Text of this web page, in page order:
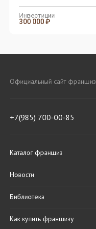
Инвестиции
300 000 ₽
Официальный сайт франшиз
+7(985) 700-00-85
Каталог франшиз
Новости
Библиотека
Как купить франшизу